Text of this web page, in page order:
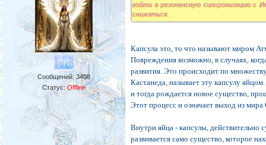
Сообщений:3408
Статус:Offline
войти в резонансную синхронизацию с
снижаться.
Капсула это, то что называют миром
Повреждения возможно, в случаях,
развития. Это происходит по
Кастанеда, называет эту капсулу
и тогда рождается новое существо,
Этот процесс и означает выход из
Внутри яйца - капсулы, действительно
развивается само существо, которое